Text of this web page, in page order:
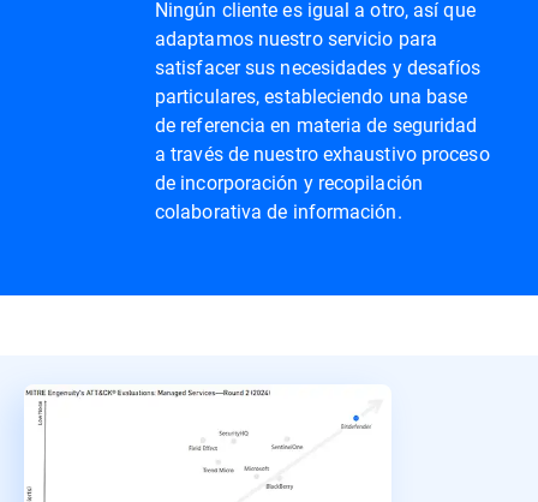
Ningún cliente es igual a otro, así que
adaptamos nuestro servicio para
satisfacer sus necesidades y desafíos
particulares, estableciendo una base
de referencia en materia de seguridad
a través de nuestro exhaustivo proceso
de incorporación y recopilación
colaborativa de información.